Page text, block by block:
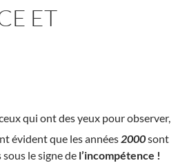
ET
qui ont des yeux pour observer,
évident que les années2000sont
sous le signe de l’incompétence !